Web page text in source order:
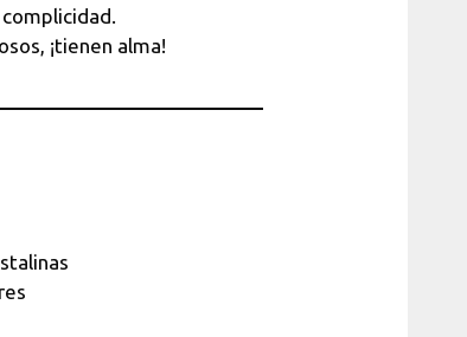
¡tienen alma!